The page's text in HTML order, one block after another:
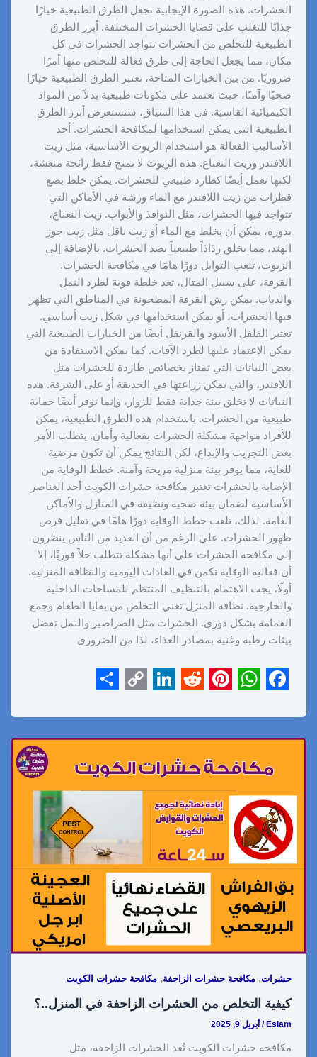
الحشرات. هذه الصورة الإيجابية تجعل الطرق الطبيعية خيارًا
جذابًا للتغلب على قضايا الحشرات المختلفة. أبرز الطرق
الطبيعية للتخلص من الحشرات تتواجد الحشرات في كل
مكان، مما يجعل الحاجة إلى طرق فعالة للتخلص منها أمرًا
ضروريًا. من بين الخيارات المتاحة، تعتبر الطرق الطبيعية خيارًا
صحيًا وآمنًا، حيث تعتمد على مكونات طبيعية بدلاً من المواد
الكيميائية القاسية. في هذا السياق، سنستعرض أبرز الطرق
الطبيعية التي يمكن استخدامها لمكافحة الحشرات. أحد
الأساليب الفعالة هو استخدام الزيوت الأساسية، مثل زيت
اللافندر وزيت النعناع. هذه الزيوت لا تمنح فقط رائحة منعشة،
لكنها تعمل أيضًا كطارد طبيعي للحشرات. يمكن خلط بضع
قطرات من زيت اللافندر مع الماء ورشه في الأماكن التي
تتواجد فيها الحشرات، مثل النوافذ والأبواب. زيت النعناع،
بدوره، يمكن أن يخلط مع الماء أو زيت ناقل مثل زيت جوز
الهند، مما يخلق رذاذاً طبيعياً يصد الحشرات. بالإضافة إلى
الزيوت، تلعب التوابل دورًا هامًا في مكافحة الحشرات.
القرفة، على سبيل المثال، تعد خلطة قوية لطرد النمل
والذباب. يمكن رش القرفة المطحونة في المناطق التي تظهر
فيها الحشرات، أو يمكن استخدامها في شكل زيت أساسي.
تعتبر الفلفل الأسود والقرنفل أيضًا من الخيارات الطبيعية التي
يمكن الاعتماد عليها لطرد الآفات. كما يمكن الاستفادة من
بعض النباتات التي تمتاز بخصائص طاردة للحشرات مثل
اللافندر، والتي يمكن زراعتها في الحديقة أو على الشرفة. هذه
النباتات لا تخلق بيئة جذابة فقط للزوار، وإنما توفر أيضًا حماية
طبيعية من الحشرات. باستخدام هذه الطرق الطبيعية، يمكن
للأفراد مواجهة مشكلة الحشرات بفعالية وأمان. يتطلب الأمر
بعض التجريب والإبداع، لكن النتائج يمكن أن تكون مرضية
للغاية، مما يوفر بيئة منزلية مريحة وآمنة. خطط الوقاية من
الإصابة بالحشرات تعتبر مكافحة حشرات الكويت أحد العناصر
الأساسية لضمان بيئة صحية ونظيفة في المنازل والأماكن
العامة. لذلك، تلعب خطط الوقاية دورًا هامًا في تقليل فرص
ظهور الحشرات. على الرغم من أن العديد من الناس ينظرون
إلى مكافحة الحشرات على أنها مشكلة تتطلب حلاً فوريًا، إلا
أن فعالية الوقاية تكمن في العادات اليومية والنظافة المنزلية.
أولًا، يجب الاهتمام بالتنظيف المنتظم للمساحات الداخلية
والخارجية. نظافة المنزل تعني التخلص من بقايا الطعام وجمع
القمامة بشكل دوري. الحشرات مثل الصراصير والنمل تفضل
بيئات رطبة وغنية بمصادر الغذاء، لذا من الضروري
a
c
b
o
o
k
h
a
t
s
A
p
p
i
n
t
e
r
s
t
e
d
d
i
t
i
n
k
e
d
I
n
o
p
y
L
n
k
h
a
r
e
حشرات,مكافحة حشرات الزاحفة,مكافحة حشرات الكويت
كيفية التخلص من الحشرات الزاحفة في المنزل..؟
Eslam
/ أبريل 9, 2025
مكافحة حشرات الكويت تُعد الحشرات الزاحفة، مثل